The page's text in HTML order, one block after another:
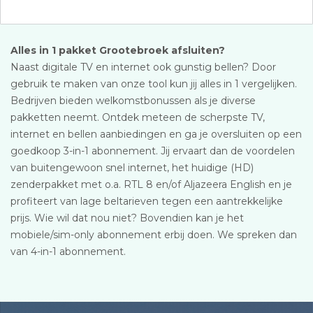
Alles in 1 pakket Grootebroek afsluiten?
Naast digitale TV en internet ook gunstig bellen? Door
gebruik te maken van onze tool kun jij alles in 1 vergelijken.
Bedrijven bieden welkomstbonussen als je diverse
pakketten neemt. Ontdek meteen de scherpste TV,
internet en bellen aanbiedingen en ga je oversluiten op een
goedkoop 3-in-1 abonnement. Jij ervaart dan de voordelen
van buitengewoon snel internet, het huidige (HD)
zenderpakket met o.a. RTL 8 en/of Aljazeera English en je
profiteert van lage beltarieven tegen een aantrekkelijke
prijs. Wie wil dat nou niet? Bovendien kan je het
mobiele/sim-only abonnement erbij doen. We spreken dan
van 4-in-1 abonnement.